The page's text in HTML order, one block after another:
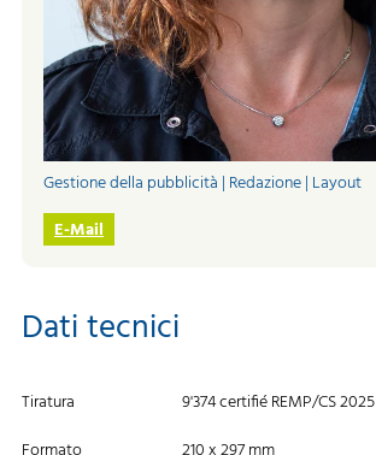
Gestione della pubblicità | Redazione | Layout
E-Mail
Dati tecnici
Tiratura
9'374 certifié REMP/CS 2025